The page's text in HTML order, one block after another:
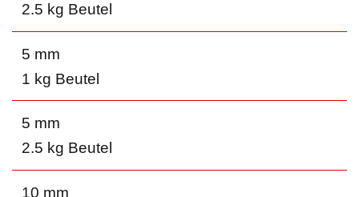
2.5 kg Beutel
5 mm
1 kg Beutel
5 mm
2.5 kg Beutel
10 mm